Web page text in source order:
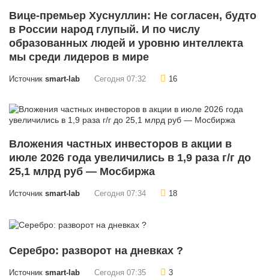
Вице-премьер Хуснуллин: Не согласен, будто
в России народ глупый. И по числу
образованных людей и уровню интеллекта
мы среди лидеров в мире
Источник smart-lab Сегодня 07:32 16
Вложения частных инвесторов в акции в
июле 2026 года увеличились в 1,9 раза г/г до
25,1 млрд руб — Мосбиржа
Источник smart-lab Сегодня 07:34 18
Серебро: разворот на дневках ?
Источник smart-lab Сегодня 07:35 3